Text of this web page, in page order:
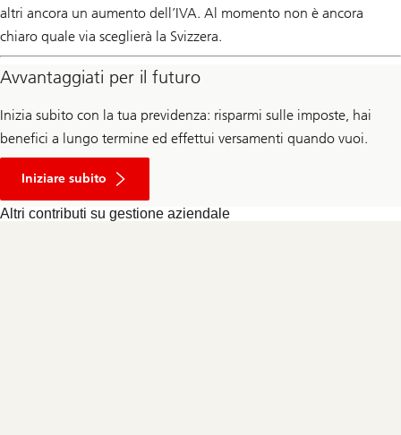
altri ancora un aumento dell’IVA. Al momento non è ancora
chiaro quale via sceglierà la Svizzera.
Avvantaggiati per il futuro
Inizia subito con la tua previdenza: risparmi sulle imposte, hai
benefici a lungo termine ed effettui versamenti quando vuoi.
Iniziare subito
conto
3a
Altri contributi su gestione aziendale